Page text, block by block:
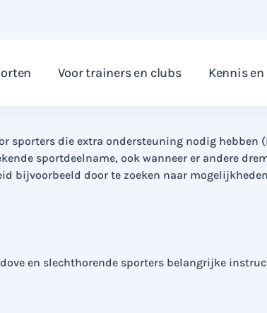
Voor trainers en clubs Kennis
als horende mensen. Toch sporten zij
voor onze kennisproducten.
sporters die extra ondersteuning nodig hebben
sportdeelname, ook wanneer er andere
bijvoorbeeld door te zoeken naar
en slechthorende sporters belangrijke